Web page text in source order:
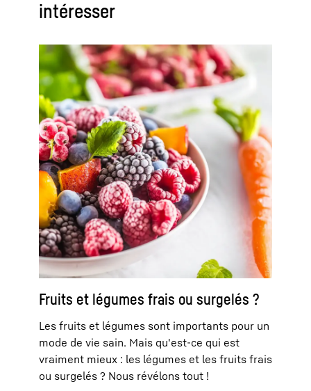
intéresser
Fruits et légumes frais ou surgelés ?
Les fruits et légumes sont importants pour un
mode de vie sain. Mais qu'est-ce qui est
vraiment mieux : les légumes et les fruits frais
ou surgelés ? Nous révélons tout !